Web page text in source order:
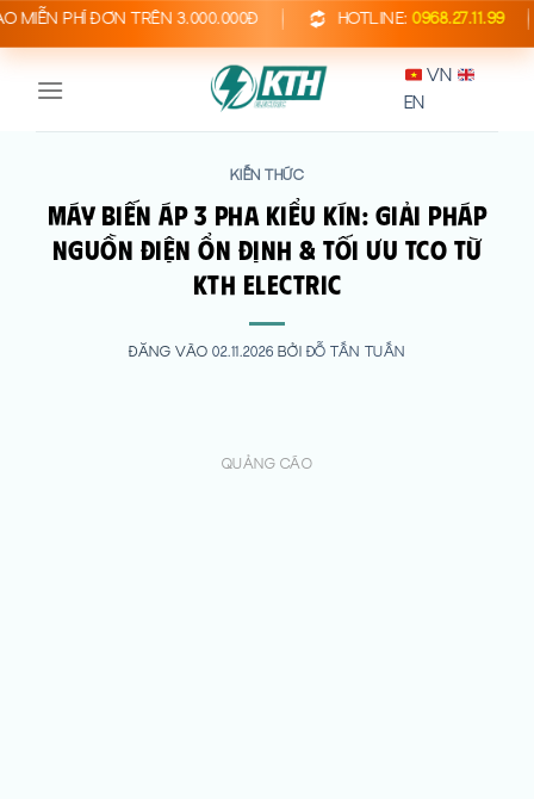
Bỏ
qua
PHÍ ĐƠN TRÊN 3.000.000Đ HOTLINE:0968.27.11.99
VN
EN
KIẾN THỨC
Máy Biến Áp 3 Pha Kiểu Kín: Giải Pháp
Nguồn Điện Ổn Định & Tối Ưu TCO từ
KTH ELECTRIC
ĐĂNG VÀO02.11.2026 BỞI ĐỖ TẤN TUẤN
QUẢNG CÁO